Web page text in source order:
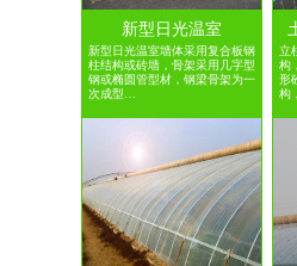
新型日光温室
新型日光温室墙体采用复合板钢
柱结构或砖墙，骨架采用几字型
钢或椭圆管型材，钢梁骨架为一
次成型…
立
构
形
构